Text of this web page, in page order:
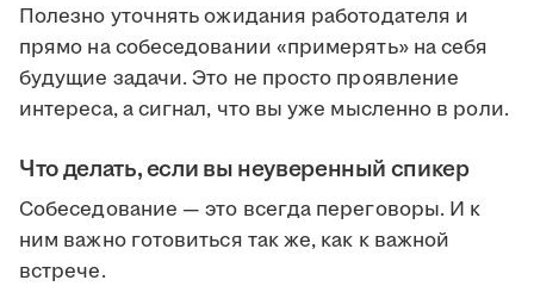
Полезно уточнять ожидания работодателя и
прямо на собеседовании «примерять» на себя
будущие задачи. Это не просто проявление
интереса, а сигнал, что вы уже мысленно в роли.
Что делать, если вы неуверенный спикер
Собеседование — это всегда переговоры. И к
ним важно готовиться так же, как к важной
встрече.